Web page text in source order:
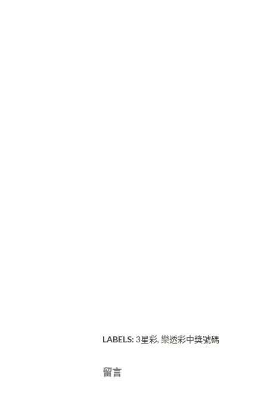
LABELS: 3星彩 樂透彩中獎號碼
留言